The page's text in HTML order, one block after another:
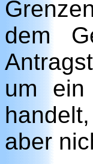
dem
um ein
aber